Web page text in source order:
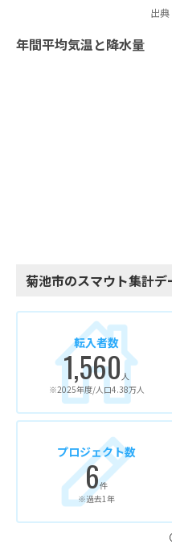
出
年間平均気温と降水量
菊池市のスマウト集計デ
転入者数
1,560 人
※2025年度/人口4.38万人
プロジェクト数
6件
※過去1年